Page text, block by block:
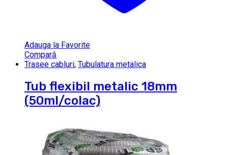
Adauga la Favorite
Compară
Trasee cabluri, Tubulatura metalica
Tub flexibil metalic 18mm
(50ml/colac)